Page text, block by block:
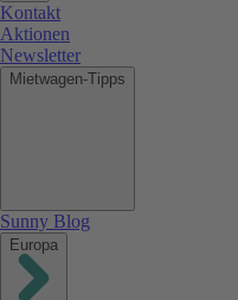
Kontakt
Aktionen
Newsletter
Mietwagen-Tipps
Sunny Blog
Europa